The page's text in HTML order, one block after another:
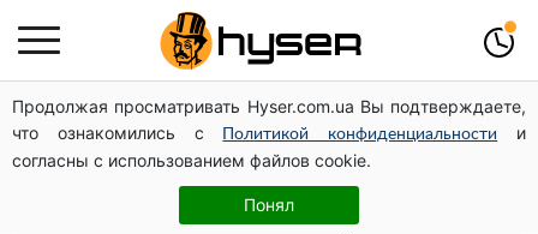
Продолжая просматривать Hyser.com.ua Вы подтверждаете,
что ознакомились с
Политикой конфиденциальности
и
согласны с использованием файлов cookie.
Понял
Дроны с наценкой: Александр Конотопский вывел
миллионы оборонного бюджета через фиктивную
фирму в Эстонии
Что нельзя делать в понедельник, чтобы